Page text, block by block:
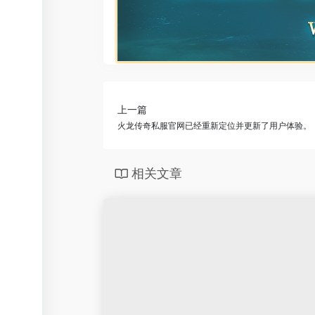
上一篇
火龙传奇私服官网已经重新定位并更新了用户体验。
相关文章